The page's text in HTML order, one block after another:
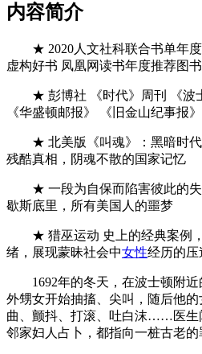
内容简介
★ 2020人文社科联合书单年
虚构好书 凤凰网读书年度推荐图书
★ 彭博社 《时代》周刊 《波
《华盛顿邮报》 《旧金山纪事报
★ 北美版《叫魂》：黑暗时
残酷真相，阴魂不散的国家记忆
★ 一段为自保而陷害彼此的
歇斯底里，所有美国人的噩梦
★ 猎巫运动 史上的经典案例
绪，展现蒙昧社会中女性经历的压
1692年的冬天，在波士顿附
外甥女开始抽搐、尖叫，随后他
曲、颤抖、打滚、吐白沫……医生
邻家妇人占卜，都指向一桩古老的